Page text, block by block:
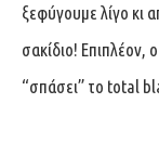
ξεφύγουμε λίγο κι
σακίδιο! Επιπλέον,
“σπάσει” το total